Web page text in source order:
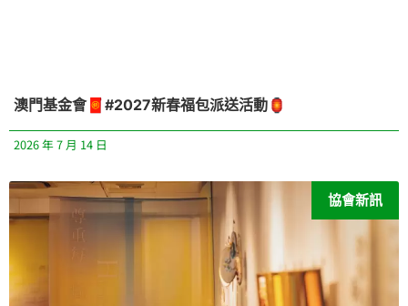
澳門基金會🧧#2027新春福包派送活動🏮
2026 年 7 月 14 日
協會新訊